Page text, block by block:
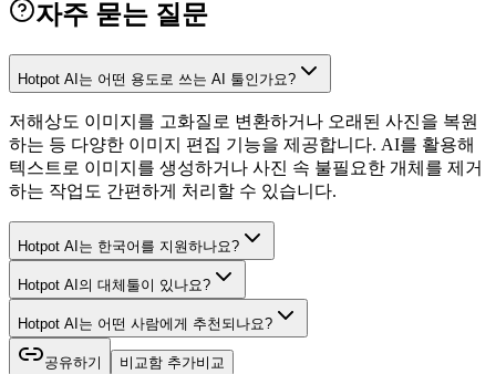
자주 묻는 질문
Hotpot AI는 어떤 용도로 쓰는 AI 툴인가요?
저해상도 이미지를 고화질로 변환하거나 오래된 사진을 복원
하는 등 다양한 이미지 편집 기능을 제공합니다. AI를 활용해
텍스트로 이미지를 생성하거나 사진 속 불필요한 개체를 제거
하는 작업도 간편하게 처리할 수 있습니다.
Hotpot AI는 한국어를 지원하나요?
Hotpot AI의 대체툴이 있나요?
Hotpot AI는 어떤 사람에게 추천되나요?
공유하기 비교함 추가비교